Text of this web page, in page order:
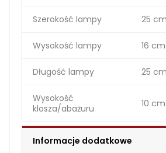
Szerokość lampy 25 cm
Wysokość lampy 16 cm
Długość lampy 25 cm
Wysokość
klosza/abażuru
10 cm
Informacje dodatkowe